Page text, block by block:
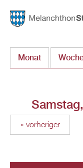
Monat
« vorheriger